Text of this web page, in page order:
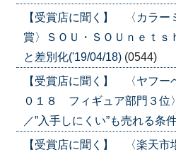
【受賞店に聞く】 〈カラー
賞〉ＳＯＵ・ＳＯＵｎｅｔｓ
と差別化('19/04/18) (0544)
【受賞店に聞く】 〈ヤフー
０１８ フィギュア部門３位
／”入手しにくい”も売れる条
【受賞店に聞く】 〈楽天市